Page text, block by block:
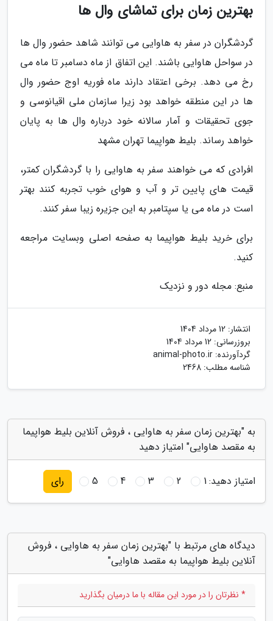
بهترین زمان برای تماشای وال ها
گردشگران در سفر به هاوایی می توانند شاهد حضور وال ها
در سواحل هاوایی باشند. این اتفاق از ماه دسامبر تا ماه می
رخ می دهد. برخی اعتقاد دارند ماه فوریه اوج حضور وال
ها در این منطقه خواهد بود زیرا سازمان ملی اقیانوسی و
جوی تحقیقات و آمار سالانه خود درباره وال ها به پایان
خواهد رساند. بلیط هواپیما تهران مشهد
افرادی که می خواهند سفر به هاوایی را با گردشگران کمتر،
قیمت های پایین تر و آب و هوای خوب تجربه کنند بهتر
است در ماه می یا سپتامبر به این جزیره زیبا سفر کنند.
برای خرید بلیط هواپیما به صفحه اصلی وبسایت مراجعه
کنید.
منبع: مجله دور و نزدیک
انتشار: 12 مرداد 1404
بروزرسانی: 12 مرداد 1404
گردآورنده: animal-photo.ir
شناسه مطلب: 2468
به "بهترین زمان سفر به هاوایی ، فروش آنلاین بلیط هواپیما
به مقصد هاوایی" امتیاز دهید
امتیاز دهید:1
2
3
4
5 رای
دیدگاه های مرتبط با "بهترین زمان سفر به هاوایی ، فروش
آنلاین بلیط هواپیما به مقصد هاوایی"
* نظرتان را در مورد این مقاله با ما درمیان بگذارید